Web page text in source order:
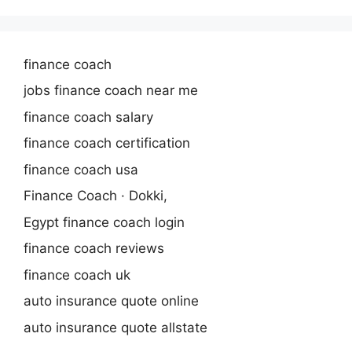
finance coach
jobs finance coach near me
finance coach salary
finance coach certification
finance coach usa
Finance Coach · Dokki,
Egypt finance coach login
finance coach reviews
finance coach uk
auto insurance quote online
auto insurance quote allstate